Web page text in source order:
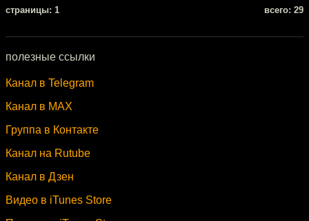
cтраницы: 1 всего: 29
полезные ссылки
Канал в Telegram
Канал в MAX
Группа в Контакте
Канал на Rutube
Канал в Дзен
Видео в iTunes Store